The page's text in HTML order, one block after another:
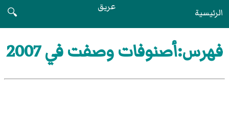
الرئيسية عريق
🔍
فهرس:أصنوفات وصفت في 2007